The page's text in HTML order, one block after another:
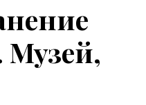
Музей,